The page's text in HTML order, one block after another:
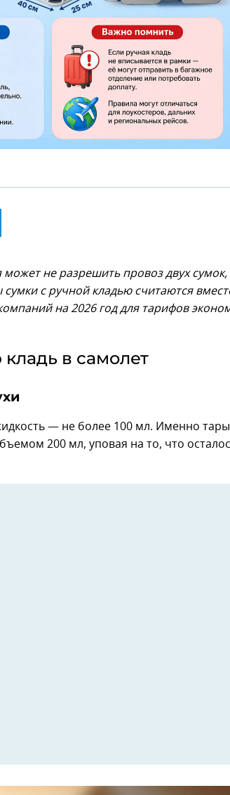
не разрешить провоз двух сумок,
с ручной кладью считаются
на 2026 год для тарифов
в самолет
— не более 100 мл. Именно
200 мл, уповая на то, что